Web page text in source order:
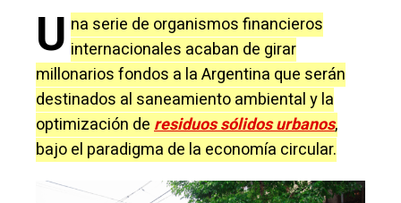
U na serie de organismos financieros
internacionales acaban de girar
millonarios fondos a la Argentina que serán
destinados al saneamiento ambiental y la
optimización deresiduos sólidos urbanos,
bajo el paradigma de la economía circular.